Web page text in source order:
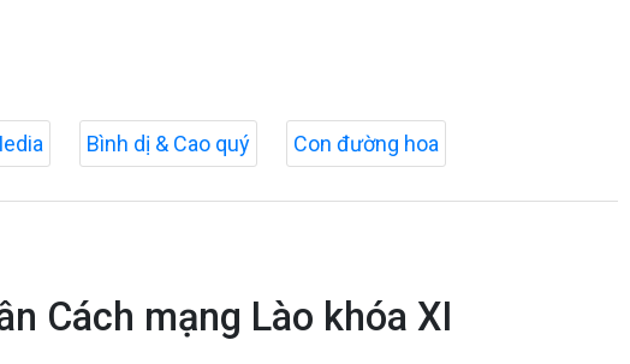
Bình dị & Cao quý Con đường hoa
Cách mạng Lào khóa XI